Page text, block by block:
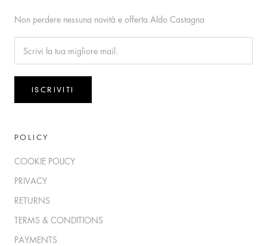
Non perdere nessuna novità e offerta Aldo Castagna
ISCRIVITI
POLICY
COOKIE POLICY
PRIVACY
RETURNS
TERMS & CONDITIONS
PAYMENTS